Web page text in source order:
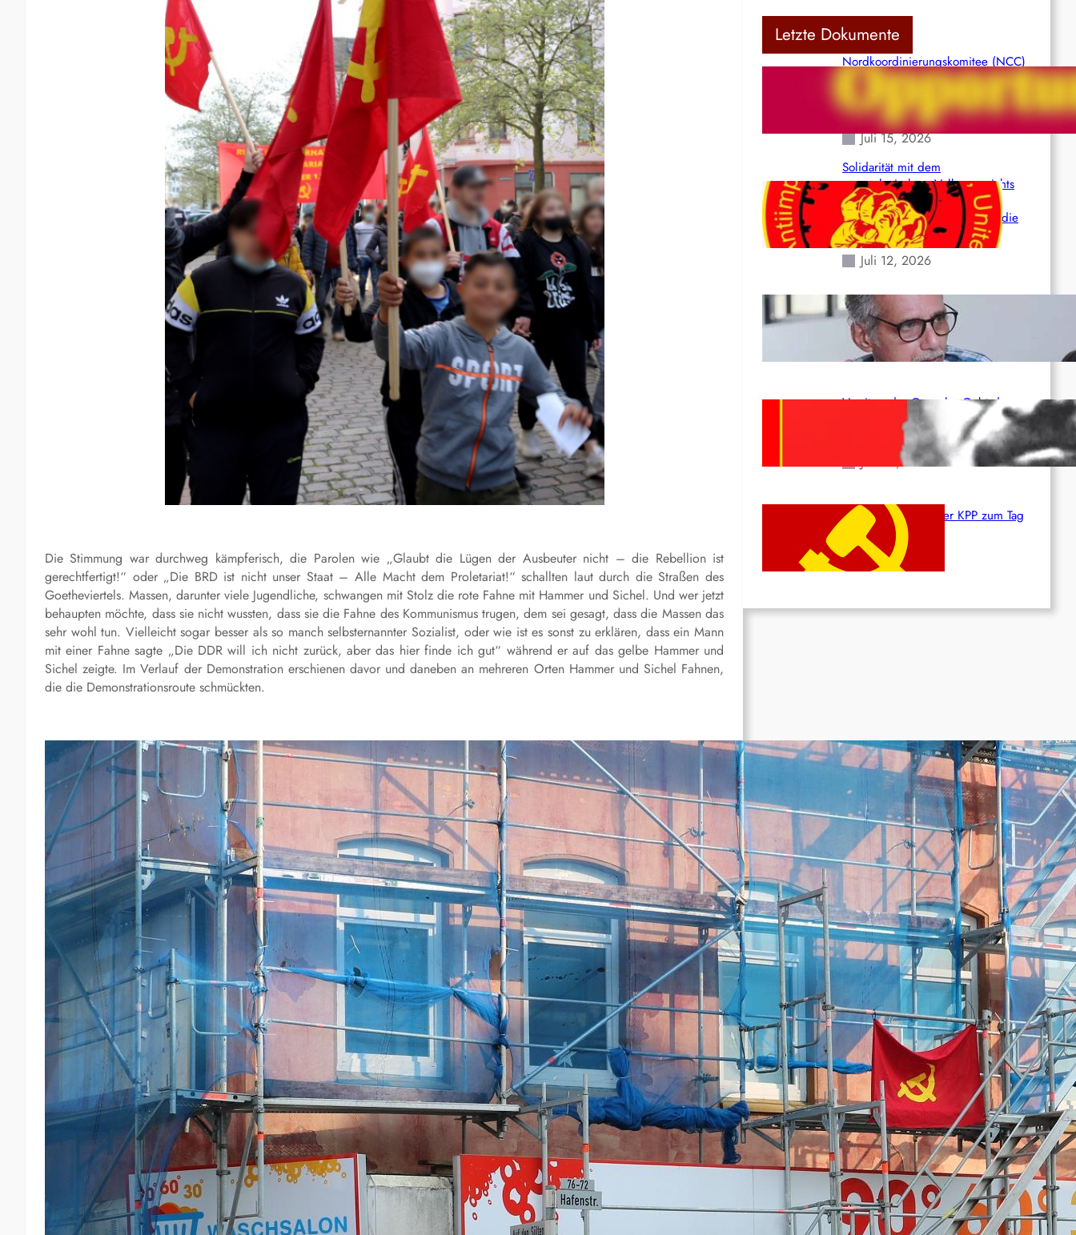
Die Stimmung war durchweg kämpferisch, die Parolen wie „Glaubt die Lügen der Ausbeuter nicht – die Rebellion ist
gerechtfertigt!“ oder „Die BRD ist nicht unser Staat – Alle Macht dem Proletariat!“ schallten laut durch die Straßen des
Goetheviertels. Massen, darunter viele Jugendliche, schwangen mit Stolz die rote Fahne mit Hammer und Sichel. Und wer jetzt
behaupten möchte, dass sie nicht wussten, dass sie die Fahne des Kommunismus trugen, dem sei gesagt, dass die Massen das
sehr wohl tun. Vielleicht sogar besser als so manch selbsternannter Sozialist, oder wie ist es sonst zu erklären, dass ein Mann
mit einer Fahne sagte „Die DDR will ich nicht zurück, aber das hier finde ich gut“ während er auf das gelbe Hammer und
Sichel zeigte. Im Verlauf der Demonstration erschienen davor und daneben an mehreren Orten Hammer und Sichel Fahnen,
die die Demonstrationsroute schmückten.
Letzte Dokumente
Nordkoordinierungskomitee (NCC)
der Kommunistischen Partei Indiens
(Maoistisch): Postmoderner
Opportunismus
Juli 15, 2026
Solidarität mit dem
venezolanischem Volk angesichts
der verlorenen Leben und der
katastrophalen Situation durch die
Erdbeben des 24. Juni!
Juli 12, 2026
Indien: „Die Politik der
Kapitulation“ von K. Murali (Ajith)
Juli 1, 2026
Vorsitzender Gonzalo: Gebt das
Leben für die Partei und die
Juni 19, 2026
Beschluss des ZK der KPP zum Tag
des Heldentums
Juni 19, 2026